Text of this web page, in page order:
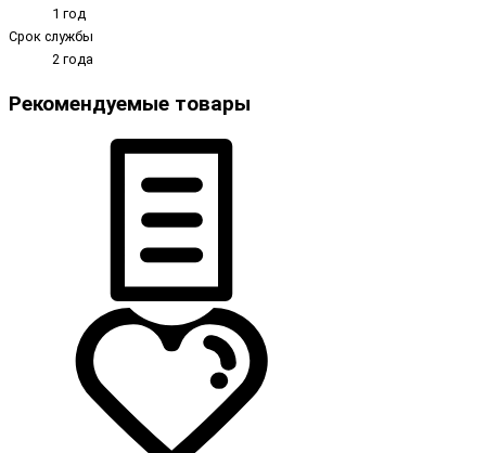
1 год
Срок службы
2 года
Рекомендуемые товары